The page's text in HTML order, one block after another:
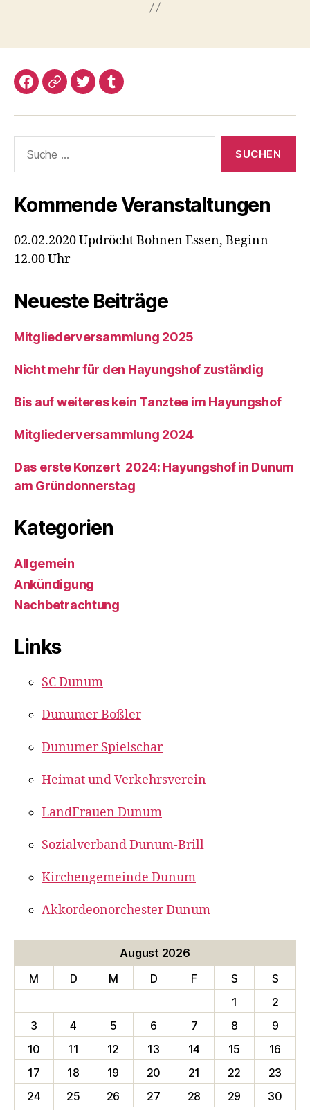
Facebook
Google+TwitterTumblr
nach:
Kommende Veranstaltungen
02.02.2020 Updröcht Bohnen Essen, Beginn
12.00 Uhr
Neueste Beiträge
Mitgliederversammlung 2025
Nicht mehr für den Hayungshof zuständig
Bis auf weiteres kein Tanztee im Hayungshof
Mitgliederversammlung 2024
Das erste Konzert 2024: Hayungshof in Dunum
am Gründonnerstag
Kategorien
Allgemein
Ankündigung
Nachbetrachtung
Links
SC Dunum
Dunumer Boßler
Dunumer Spielschar
Heimat und Verkehrsverein
LandFrauen Dunum
Sozialverband Dunum-Brill
Kirchengemeinde Dunum
Akkordeonorchester Dunum
August 2026
M
D M D F S
S
1
2
3
4 5 6 7 8
9
10
11 12 13 14 15
16
17
18 19 20 21 22
23
24
25 26 27 28 29 30